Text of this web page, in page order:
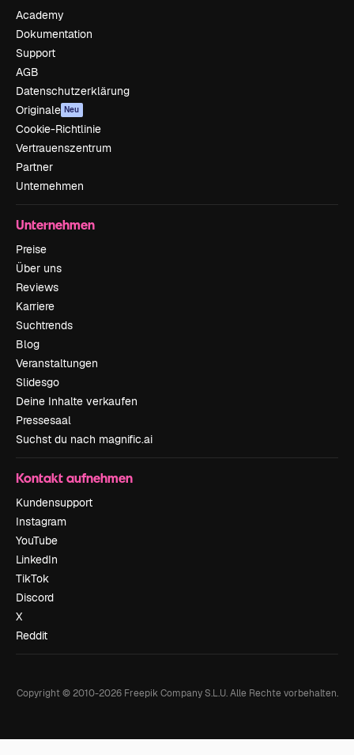
Academy
Dokumentation
Support
AGB
Datenschutzerklärung
Originale Neu
Cookie-Richtlinie
Vertrauenszentrum
Partner
Unternehmen
Unternehmen
Preise
Über uns
Reviews
Karriere
Suchtrends
Blog
Veranstaltungen
Slidesgo
Deine Inhalte verkaufen
Pressesaal
Suchst du nach magnific.ai
Kontakt aufnehmen
Kundensupport
Instagram
YouTube
LinkedIn
TikTok
Discord
X
Reddit
Copyright © 2010-2026Freepik Company S.L.U. Alle Rechte vorbehalten.